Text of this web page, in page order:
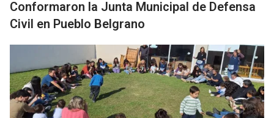
Conformaron la Junta Municipal de Defensa
Civil en Pueblo Belgrano